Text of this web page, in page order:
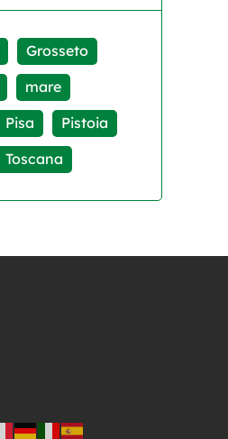
Grosseto
mare
Pisa
Pistoia
Toscana